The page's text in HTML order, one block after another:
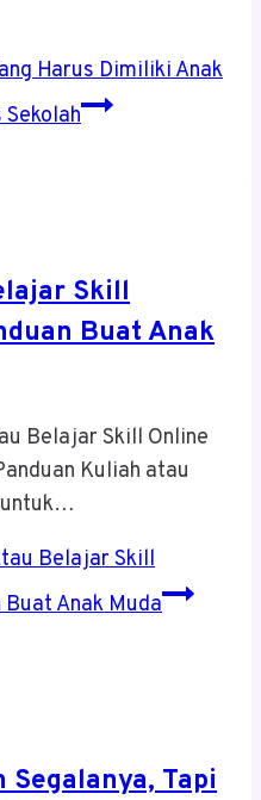
Harus Dimiliki Anak
Skill
Buat Anak
Belajar Skill Online
Kuliah atau
untuk…
Belajar Skill
Anak Muda
Segalanya, Tapi